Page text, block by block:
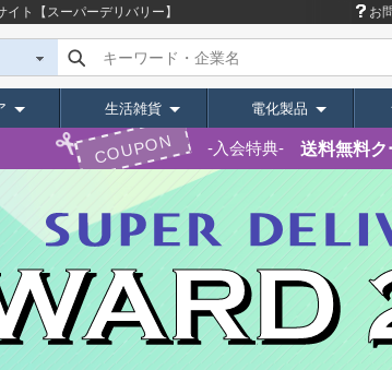
ト【スーパーデリバリー】 お
キーワード・企業名
生活雑貨 電化製品
COUPON 入会特典 送料無料